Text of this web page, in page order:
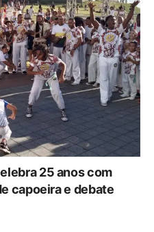
25 anos com
capoeira e debate